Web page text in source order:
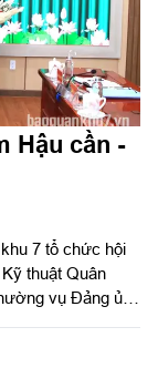
Hậu cần -
7 tổ chức hội
thuật Quân
vụ Đảng ủy,